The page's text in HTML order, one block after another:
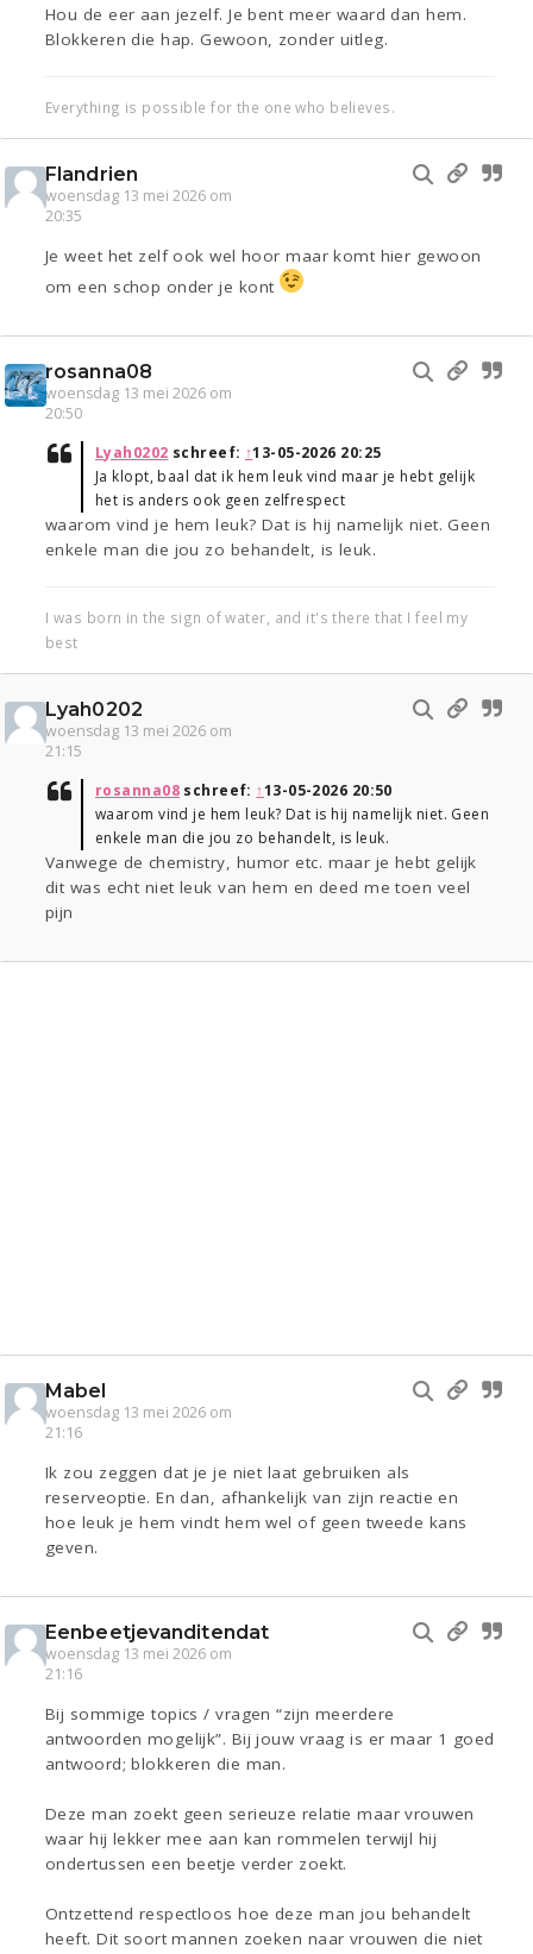
Hou de eer aan jezelf. Je bent meer waard dan hem.
Blokkeren die hap. Gewoon, zonder uitleg.
Everything is possible for the one who believes.
Flandrien
woensdag 13 mei 2026 om
20:35
Je weet het zelf ook wel hoor maar komt hier gewoon
om een schop onder je kont
rosanna08
woensdag 13 mei 2026 om
20:50
Lyah0202 schreef: ↑13-05-2026 20:25
Ja klopt, baal dat ik hem leuk vind maar je hebt gelijk
het is anders ook geen zelfrespect
waarom vind je hem leuk? Dat is hij namelijk niet. Geen
enkele man die jou zo behandelt, is leuk.
I was born in the sign of water, and it's there that I feel my
best
Lyah0202
woensdag 13 mei 2026 om
21:15
rosanna08schreef: ↑13-05-2026 20:50
waarom vind je hem leuk? Dat is hij namelijk niet. Geen
enkele man die jou zo behandelt, is leuk.
Vanwege de chemistry, humor etc. maar je hebt gelijk
dit was echt niet leuk van hem en deed me toen veel
pijn
Mabel
woensdag 13 mei 2026 om
21:16
Ik zou zeggen dat je je niet laat gebruiken als
reserveoptie. En dan, afhankelijk van zijn reactie en
hoe leuk je hem vindt hem wel of geen tweede kans
geven.
Eenbeetjevanditendat
woensdag 13 mei 2026 om
21:16
Bij sommige topics / vragen “zijn meerdere
antwoorden mogelijk”. Bij jouw vraag is er maar 1 goed
antwoord; blokkeren die man.
Deze man zoekt geen serieuze relatie maar vrouwen
waar hij lekker mee aan kan rommelen terwijl hij
ondertussen een beetje verder zoekt.
Ontzettend respectloos hoe deze man jou behandelt
heeft. Dit soort mannen zoeken naar vrouwen die niet